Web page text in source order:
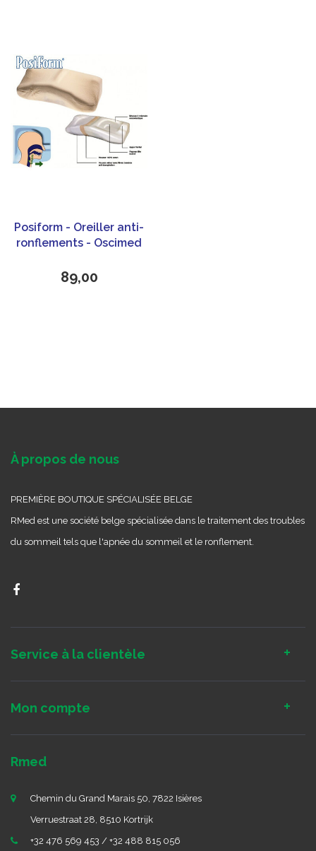
Posiform - Oreiller anti-
ronflements - Oscimed
89,00
À propos de nous
PREMIÈRE BOUTIQUE SPÉCIALISÉE BELGE
RMed est une société belge spécialisée dans le traitement des troubles
du sommeil tels que l'apnée du sommeil et le ronflement.
Service à la clientèle
Mon compte
Rmed
Chemin du Grand Marais 50, 7822 Isières
Verruestraat 28, 8510 Kortrijk
+32 476 569 453 / +32 488 815 056